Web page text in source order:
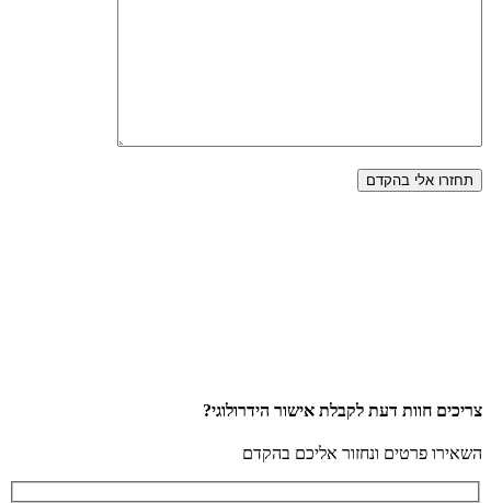
צריכים חוות דעת לקבלת אישור הידרולוגי?
השאירו פרטים ונחזור אליכם בהקדם